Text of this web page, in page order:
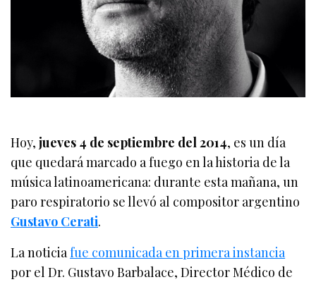
Hoy,jueves 4 de septiembre del 2014, es un día
que quedará marcado a fuego en la historia de la
música latinoamericana: durante esta mañana, un
paro respiratorio se llevó al compositor argentino
Gustavo Cerati.
La noticiafue comunicada en primera instancia
por el Dr. Gustavo Barbalace, Director Médico de